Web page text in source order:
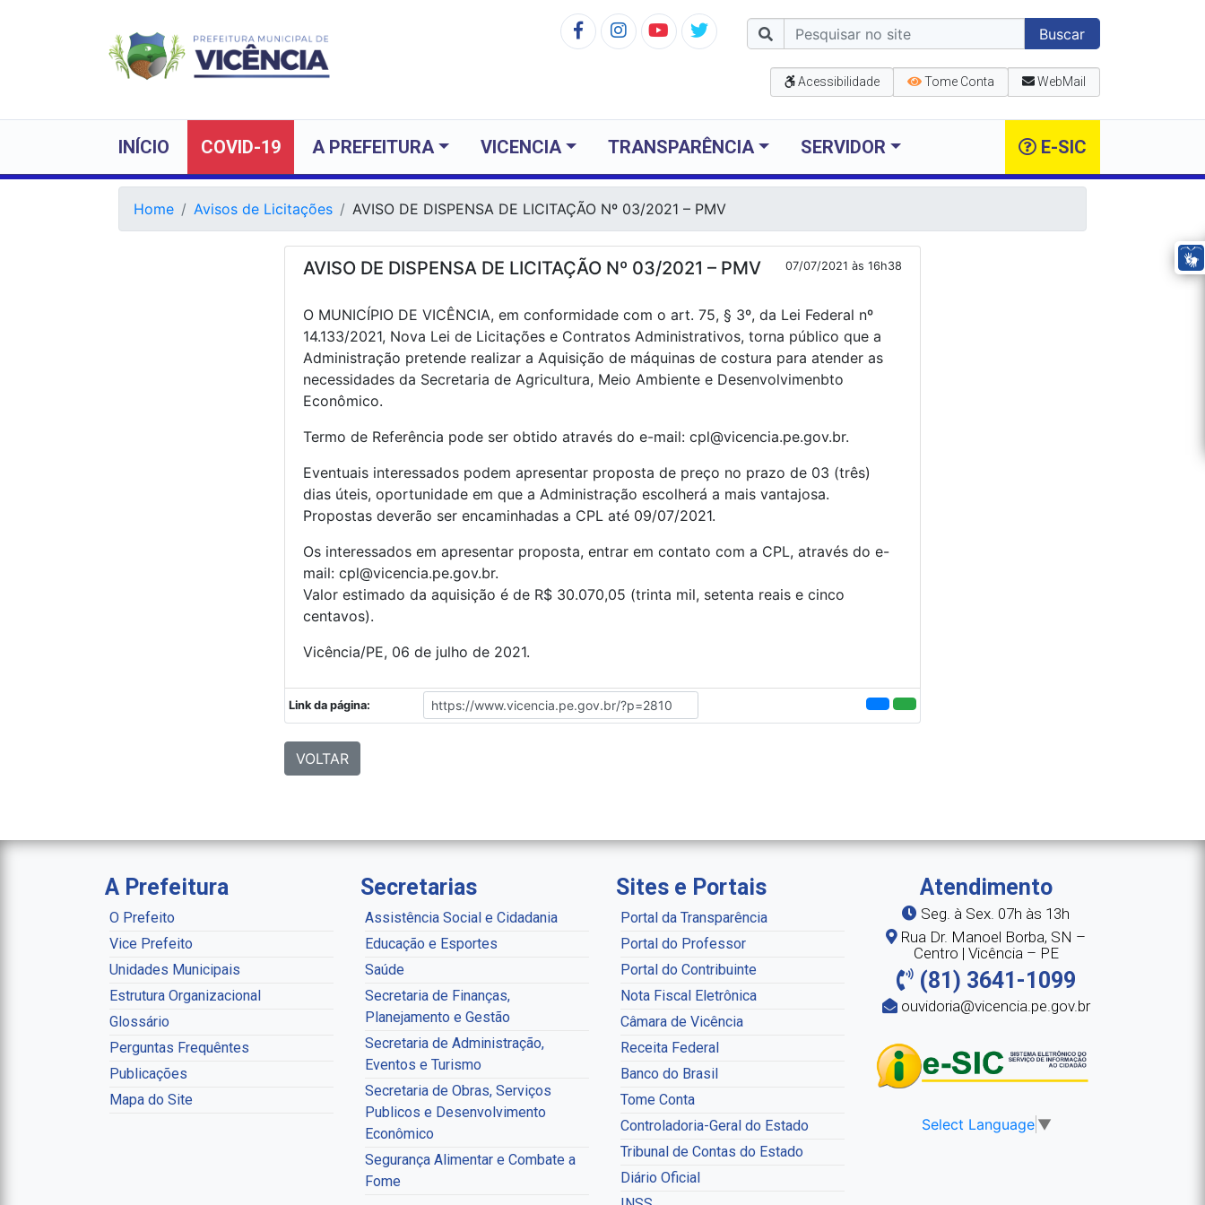
Buscar
Acessibilidade Tome Conta WebMail
INÍCIO COVID-19 A PREFEITURA VICENCIA TRANSPARÊNCIA SERVIDOR E-SIC
Home Avisos de Licitações AVISO DE DISPENSA DE LICITAÇÃO Nº 03/2021 – PMV
AVISO DE DISPENSA DE LICITAÇÃO Nº 03/2021 – PMV 07/07/2021 às 16h38
O MUNICÍPIO DE VICÊNCIA, em conformidade com o art. 75, § 3º, da Lei Federal nº
14.133/2021, Nova Lei de Licitações e Contratos Administrativos, torna público que a
Administração pretende realizar a Aquisição de máquinas de costura para atender as
necessidades da Secretaria de Agricultura, Meio Ambiente e Desenvolvimenbto
Econômico.
Termo de Referência pode ser obtido através do e-mail: cpl@vicencia.pe.gov.br.
Eventuais interessados podem apresentar proposta de preço no prazo de 03 (três)
dias úteis, oportunidade em que a Administração escolherá a mais vantajosa.
Propostas deverão ser encaminhadas a CPL até 09/07/2021.
Os interessados em apresentar proposta, entrar em contato com a CPL, através do e-
mail: cpl@vicencia.pe.gov.br.
Valor estimado da aquisição é de R$ 30.070,05 (trinta mil, setenta reais e cinco
centavos).
Vicência/PE, 06 de julho de 2021.
Link da página:
VOLTAR
A Prefeitura
O Prefeito
Vice Prefeito
Unidades Municipais
Estrutura Organizacional
Glossário
Perguntas Frequêntes
Publicações
Mapa do Site
Secretarias
Assistência Social e Cidadania
Educação e Esportes
Saúde
Secretaria de Finanças,
Planejamento e Gestão
Secretaria de Administração,
Eventos e Turismo
Secretaria de Obras, Serviços
Publicos e Desenvolvimento
Econômico
Segurança Alimentar e Combate a
Fome
Sites e Portais
Portal da Transparência
Portal do Professor
Portal do Contribuinte
Nota Fiscal Eletrônica
Câmara de Vicência
Receita Federal
Banco do Brasil
Tome Conta
Controladoria-Geral do Estado
Tribunal de Contas do Estado
Diário Oficial
Atendimento
Seg. à Sex. 07h às 13h
Rua Dr. Manoel Borba, SN –
Centro | Vicência – PE
(81) 3641-1099
ouvidoria@vicencia.pe.gov.br
Select Language ▼